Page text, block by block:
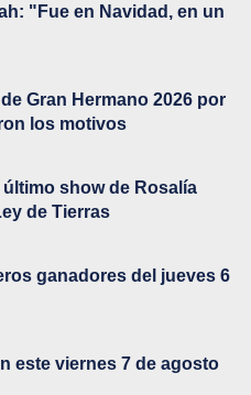
"Fue en Navidad, en un
Gran Hermano 2026 por
los motivos
show de Rosalía
de Tierras
ganadores del jueves 6
este viernes 7 de agosto